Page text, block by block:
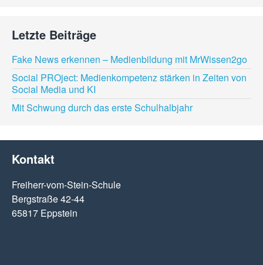
Letzte Beiträge
Fake News erkennen – Medienbildung mit MrWissen2go
Social PROject: Medienkompetenz stärken in Zeiten von
Social Media und KI
Mit Schwung durch das erste Schulhalbjahr
Kontakt
Freiherr-vom-Stein-Schule
Bergstraße 42-44
65817 Eppstein